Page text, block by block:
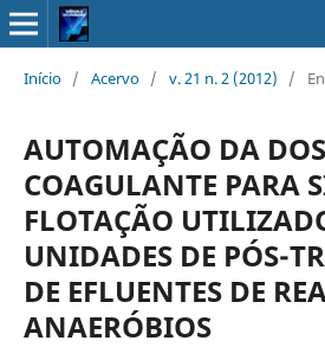
Início / Acervo / v. 21 n. 2 (2012) /
AUTOMAÇÃO DA
COAGULANTE PARA
FLOTAÇÃO
UNIDADES DE PÓS-
DE EFLUENTES DE
ANAERÓBIOS